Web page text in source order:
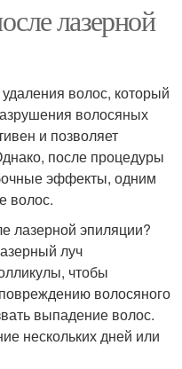
лазерной
волос, который
волосяных
и позволяет
после процедуры
эффекты, одним
волос.
лазерной эпиляции?
луч
чтобы
волосяного
выпадение волос.
нескольких дней или